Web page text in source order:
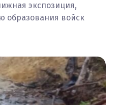
экспозиция,
образования войск